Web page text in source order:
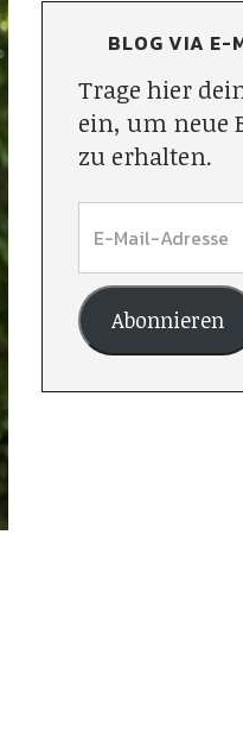
BLOG VIA E-
Trage hier
ein, um neue
zu erhalten.
Abonnieren